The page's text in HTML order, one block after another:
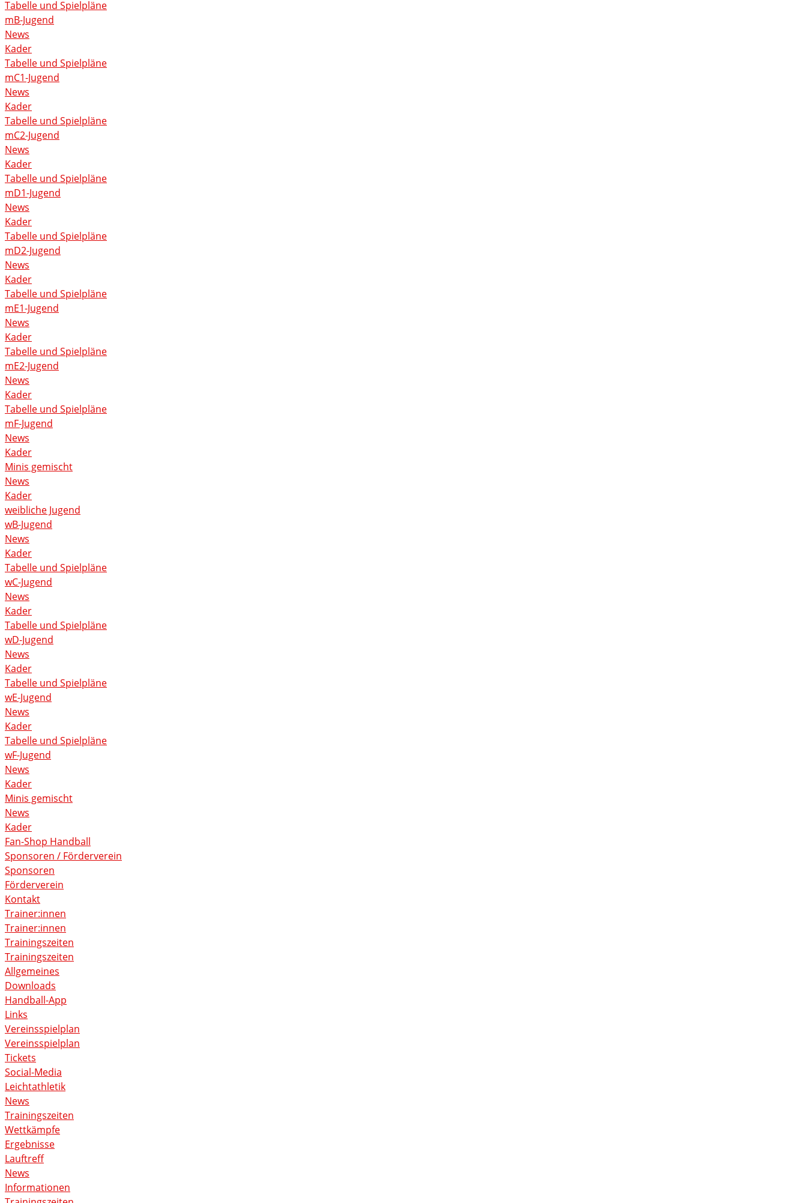
Tabelle und Spielpläne
mB-Jugend
News
Kader
Tabelle und Spielpläne
mC1-Jugend
News
Kader
Tabelle und Spielpläne
mC2-Jugend
News
Kader
Tabelle und Spielpläne
mD1-Jugend
News
Kader
Tabelle und Spielpläne
mD2-Jugend
News
Kader
Tabelle und Spielpläne
mE1-Jugend
News
Kader
Tabelle und Spielpläne
mE2-Jugend
News
Kader
Tabelle und Spielpläne
mF-Jugend
News
Kader
Minis gemischt
News
Kader
weibliche Jugend
wB-Jugend
News
Kader
Tabelle und Spielpläne
wC-Jugend
News
Kader
Tabelle und Spielpläne
wD-Jugend
News
Kader
Tabelle und Spielpläne
wE-Jugend
News
Kader
Tabelle und Spielpläne
wF-Jugend
News
Kader
Minis gemischt
News
Kader
Fan-Shop Handball
Sponsoren / Förderverein
Sponsoren
Förderverein
Kontakt
Trainer:innen
Trainer:innen
Trainingszeiten
Trainingszeiten
Allgemeines
Downloads
Handball-App
Links
Vereinsspielplan
Vereinsspielplan
Tickets
Social-Media
Leichtathletik
News
Trainingszeiten
Wettkämpfe
Ergebnisse
Lauftreff
News
Informationen